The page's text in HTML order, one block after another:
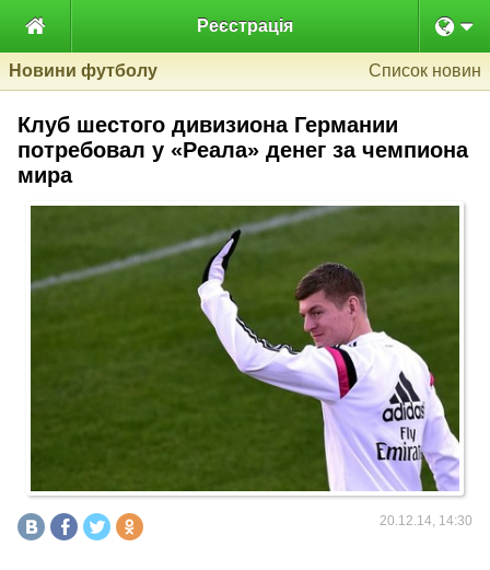
 Реєстрація
Новини футболу Список новин
Клуб шестого дивизиона Германии
потребовал у «Реала» денег за чемпиона
мира
20.12.14, 14:30